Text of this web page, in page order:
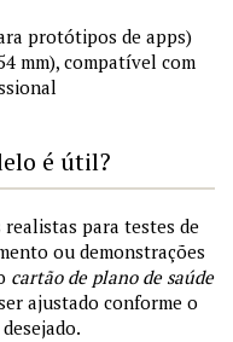
protótipos de apps)
mm), compatível com
é útil?
para testes de
ou demonstrações
cartão de plano de saúde
ajustado conforme o